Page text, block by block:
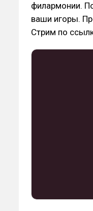
филармонии.
ваши игоры.
Стрим по